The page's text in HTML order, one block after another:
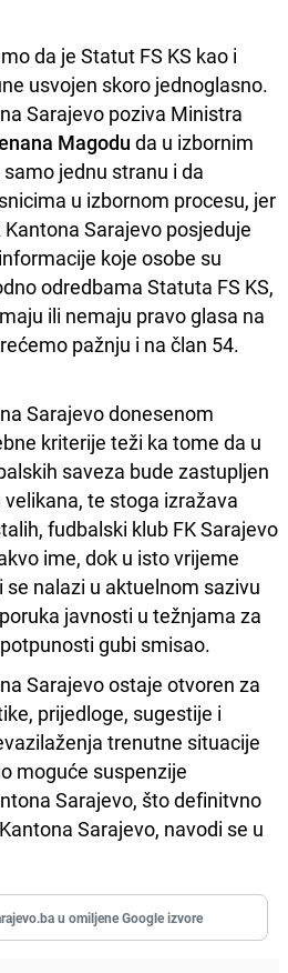
da je Statut FS KS kao i
usvojen skoro jednoglasno.
Sarajevo poziva Ministra
Magodu da u izbornim
jednu stranu i da
u izbornom procesu, jer
Sarajevo posjeduje
koje osobe su
odredbama Statuta FS KS,
ili nemaju pravo glasa na
pažnju i na član 54.
Sarajevo donesenom
kriterije teži ka tome da u
saveza bude zastupljen
te stoga izražava
fudbalski klub FK Sarajevo
ime, dok u isto vrijeme
nalazi u aktuelnom sazivu
javnosti u težnjama za
gubi smisao.
Sarajevo ostaje otvoren za
prijedloge, sugestije i
trenutne situacije
moguće suspenzije
Sarajevo, što definitvno
Sarajevo, navodi se u
u omiljene Google izvore